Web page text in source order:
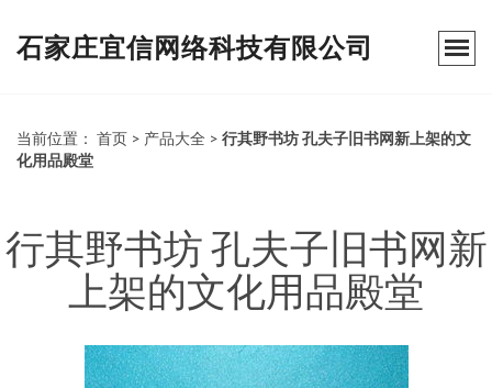
石家庄宜信网络科技有限公司
当前位置： 首页 > 产品大全 > 行其野书坊 孔夫子旧书网新上架的文
化用品殿堂
行其野书坊 孔夫子旧书网新
上架的文化用品殿堂